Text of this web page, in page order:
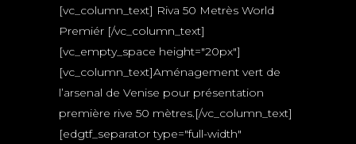
[vc_column_text] Riva 50 Metrès World
Premiér [/vc_column_text]
[vc_empty_space height="20px"]
[vc_column_text]Aménagement vert de
l’arsenal de Venise pour présentation
première rive 50 mètres.[/vc_column_text]
[edgtf_separator type="full-width"